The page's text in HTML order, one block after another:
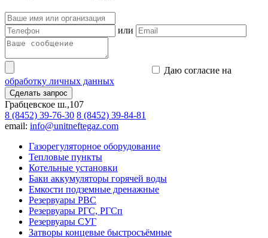
или
Даю согласие на
обработку личных данных
Сделать запрос
Грабцевское ш.,107
8 (8452) 39-76-30 8 (8452) 39-84-81
email: info@unitneftegaz.com
Газорегуляторное оборудование
Тепловые пункты
Котельные установки
Баки аккумуляторы горячей воды
Емкости подземные дренажные
Резервуары РВС
Резервуары РГС, РГСп
Резервуары СУГ
Затворы концевые быстросъёмные